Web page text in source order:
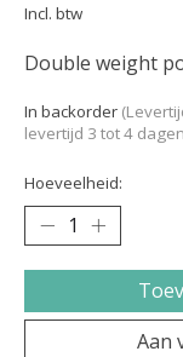
Incl. btw
Double weight
In backorder
levertijd 3 tot 4
Hoeveelheid:
Aan